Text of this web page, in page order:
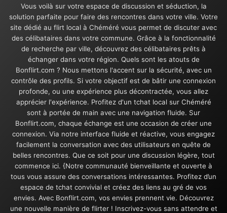
Vous voilà sur votre espace de discussion et séduction, la
solution parfaite pour faire des rencontres dans votre ville. Votre
site dédié au flirt local à Chéméré vous permet de discuter avec
des célibataires dans votre commune. Grâce à la fonctionnalité
de recherche par ville, découvrez des célibataires prêts à
échanger dans votre région. Quels sont les atouts de
Bonflirt.com ? Nous mettons l'accent sur la sécurité, avec un
contrôle des profils. Si votre objectif est de bâtir une connexion
profonde, ou une expérience plus décontractée, vous allez
apprécier l'expérience. Profitez d'un tchat local sur Chéméré
sont à portée de main avec une navigation fluide. Sur
Bonflirt.com, chaque échange est une occasion de créer une
connexion. Via notre interface fluide et réactive, vous engagez
facilement la conversation avec des utilisateurs en quête de
belles rencontres. Que ce soit pour une discussion légère, tout
commence ici. {Notre communauté bienveillante et ouverte à
tous vous assure des conversations intéressantes. Profitez d’un
espace de tchat convivial et créez des liens au gré de vos
envies. Avec Bonflirt.com, vos envies prennent vie. Découvrez
une nouvelle manière de flirter ! Inscrivez-vous sans attendre et